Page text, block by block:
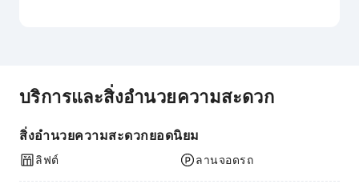
บริการและสิ่งอำนวยความสะดวก
สิ่งอำนวยความสะดวกยอดนิยม
ลิฟต์ ลานจอดรถ